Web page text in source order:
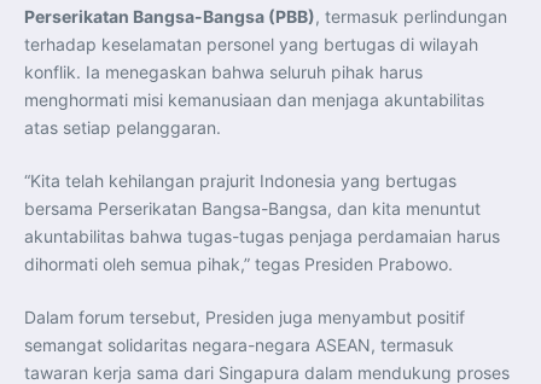
Perserikatan Bangsa-Bangsa (PBB), termasuk perlindungan
terhadap keselamatan personel yang bertugas di wilayah
konflik. Ia menegaskan bahwa seluruh pihak harus
menghormati misi kemanusiaan dan menjaga akuntabilitas
atas setiap pelanggaran.
“Kita telah kehilangan prajurit Indonesia yang bertugas
bersama Perserikatan Bangsa-Bangsa, dan kita menuntut
akuntabilitas bahwa tugas-tugas penjaga perdamaian harus
dihormati oleh semua pihak,” tegas Presiden Prabowo.
Dalam forum tersebut, Presiden juga menyambut positif
semangat solidaritas negara-negara ASEAN, termasuk
tawaran kerja sama dari Singapura dalam mendukung proses